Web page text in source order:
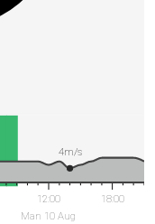
12:00
Man 10 Aug
18:00
4m/s